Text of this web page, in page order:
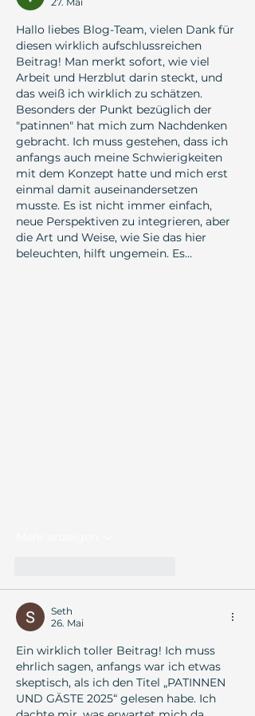
Hallo liebes Blog-Team, vielen Dank für
diesen wirklich aufschlussreichen
Beitrag! Man merkt sofort, wie viel
Arbeit und Herzblut darin steckt, und
das weiß ich wirklich zu schätzen.
Besonders der Punkt bezüglich der
"patinnen" hat mich zum Nachdenken
gebracht. Ich muss gestehen, dass ich
anfangs auch meine Schwierigkeiten
mit dem Konzept hatte und mich erst
einmal damit auseinandersetzen
musste. Es ist nicht immer einfach,
neue Perspektiven zu integrieren, aber
die Art und Weise, wie Sie das hier
beleuchten, hilft ungemein. Es…
Seth
26. Mai
Ein wirklich toller Beitrag! Ich muss
ehrlich sagen, anfangs war ich etwas
skeptisch, als ich den Titel „PATINNEN
UND GÄSTE 2025“ gelesen habe. Ich